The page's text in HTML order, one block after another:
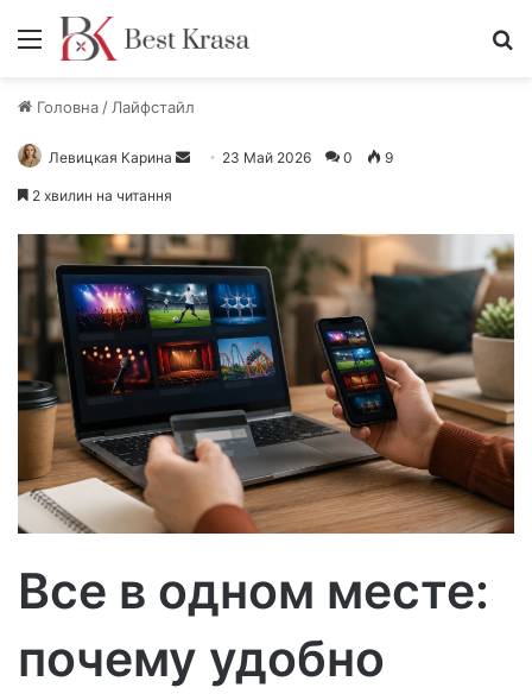
Меню
Головна / Лайфстайл
Левицкая Карина
р
а
в
и
т
ь
п
и
с
м
23 Май 2026 0 9
2 хвилин на читання
Все в одном месте:
почему удобно